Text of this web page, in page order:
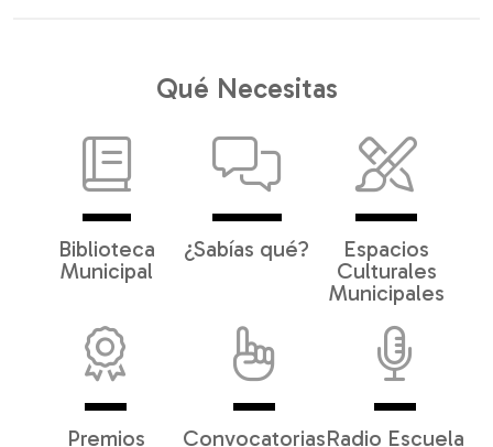
Qué Necesitas
Biblioteca
Municipal
¿Sabías qué?
Espacios
Culturales
Municipales
Premios
ConvocatoriasRadio Escuela